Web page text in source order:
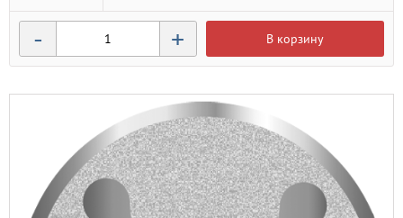
- + В корзину